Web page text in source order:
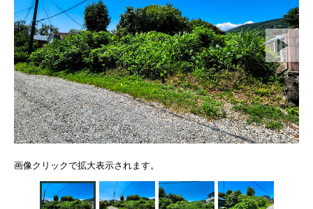
画像クリックで拡大表示されます。